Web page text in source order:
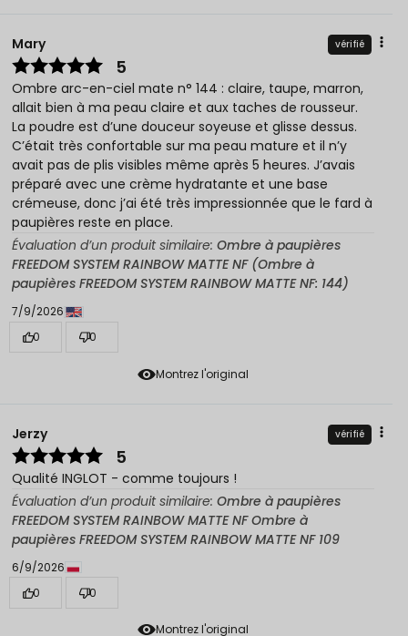
Montrez l'original
Mary vérifié
5
Ombre arc-en-ciel mate n° 144 : claire, taupe, marron,
allait bien à ma peau claire et aux taches de rousseur.
La poudre est d’une douceur soyeuse et glisse dessus.
C’était très confortable sur ma peau mature et il n’y
avait pas de plis visibles même après 5 heures. J’avais
préparé avec une crème hydratante et une base
crémeuse, donc j’ai été très impressionnée que le fard à
paupières reste en place.
Évaluation d’un produit similaire: Ombre à paupières
FREEDOM SYSTEM RAINBOW MATTE NF (Ombre à
paupières FREEDOM SYSTEM RAINBOW MATTE NF: 144)
7/9/2026
0
0
Montrez l'original
Jerzy vérifié
5
Qualité INGLOT - comme toujours !
Évaluation d’un produit similaire: Ombre à paupières
FREEDOM SYSTEM RAINBOW MATTE NF Ombre à
paupières FREEDOM SYSTEM RAINBOW MATTE NF 109
6/9/2026
0
0